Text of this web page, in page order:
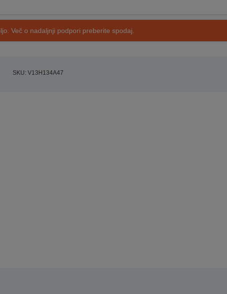
Več o nadaljnji podpori preberite spodaj.
SKU: V13H134A47